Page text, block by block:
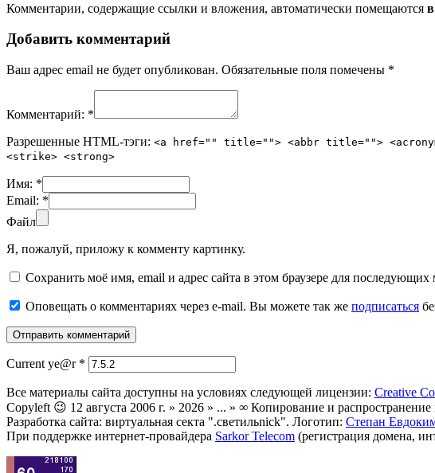
Комментарии, содержащие ссылки и вложения, автоматически помещаются
Добавить комментарий
Ваш адрес email не будет опубликован. Обязательные поля помечены *
Комментарий: *
Разрешенные HTML-тэги: <a href="" title=""> <abbr title="">
<strike> <strong>
Имя: *
Email: *
Файл
Я, пожалуй, приложу к комменту картинку.
Сохранить моё имя, email и адрес сайта в этом браузере для
Оповещать о комментариях через e-mail. Вы можете так же подписаться
Current ye@r *
Все материалы сайта доступны на условиях следующей лицензии: Creative
Copyleft 😉 12 августа 2006 г. » 2026 » ... » ∞ Копирование и
Разработка сайта: виртуальная секта ".светильnick". Логотип: Степан
При поддержке интернет-провайдера Sarkor Telecom (регистрация домена,